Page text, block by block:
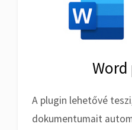
A plugin lehetővé
dokumentumait